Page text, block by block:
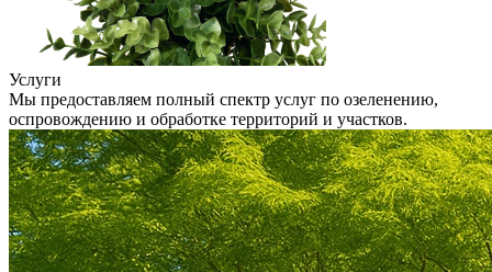
Услуги
Мы предоставляем полный спектр услуг по озеленению,
оспровождению и обработке территорий и участков.